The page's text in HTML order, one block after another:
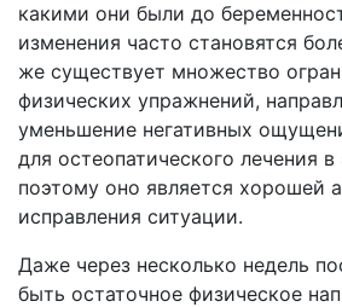
какими они были до
изменения часто становятся
же существует множество
физических упражнений,
уменьшение негативных
для остеопатического лечения в
поэтому оно является хорошей
исправления ситуации.
Даже через несколько недель
быть остаточное физическое